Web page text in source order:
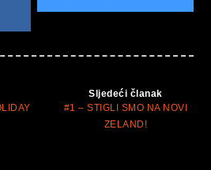
Sljedeći članak
#1 – STIGLI SMO NA NOVI
ZELAND!